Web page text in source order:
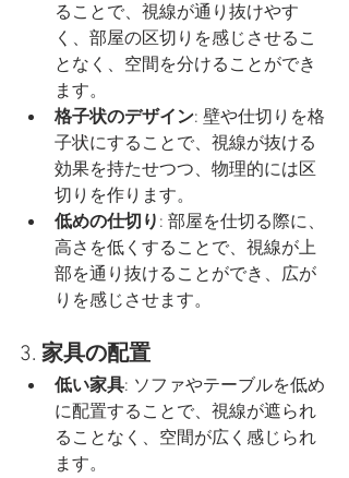
ることで、視線が通り抜けやす
く、部屋の区切りを感じさせるこ
となく、空間を分けることができ
ます。
格子状のデザイン: 壁や仕切りを格
子状にすることで、視線が抜ける
効果を持たせつつ、物理的には区
切りを作ります。
低めの仕切り : 部屋を仕切る際に、
高さを低くすることで、視線が上
部を通り抜けることができ、広が
りを感じさせます。
3. 家具の配置
低い家具: ソファやテーブルを低め
に配置することで、視線が遮られ
ることなく、空間が広く感じられ
ます。